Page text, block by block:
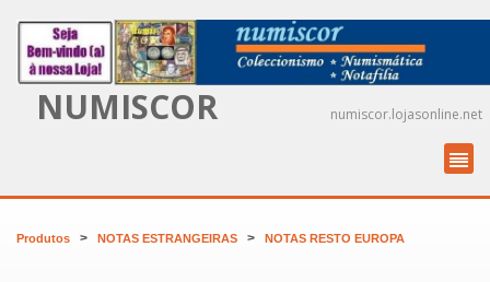
NUMISCOR numiscor.lojasonline.net
Produtos > NOTAS ESTRANGEIRAS > NOTAS RESTO EUROPA